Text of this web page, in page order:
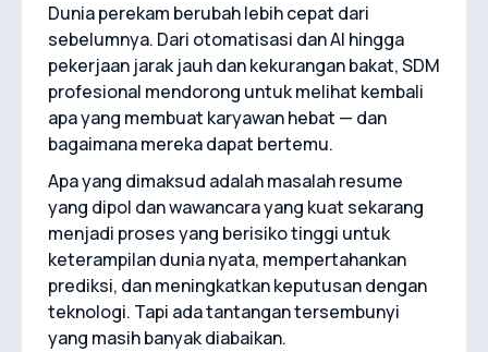
Dunia perekam berubah lebih cepat dari
sebelumnya. Dari otomatisasi dan AI hingga
pekerjaan jarak jauh dan kekurangan bakat, SDM
profesional mendorong untuk melihat kembali
apa yang membuat karyawan hebat — dan
bagaimana mereka dapat bertemu.
Apa yang dimaksud adalah masalah resume
yang dipol dan wawancara yang kuat sekarang
menjadi proses yang berisiko tinggi untuk
keterampilan dunia nyata, mempertahankan
prediksi, dan meningkatkan keputusan dengan
teknologi. Tapi ada tantangan tersembunyi
yang masih banyak diabaikan.